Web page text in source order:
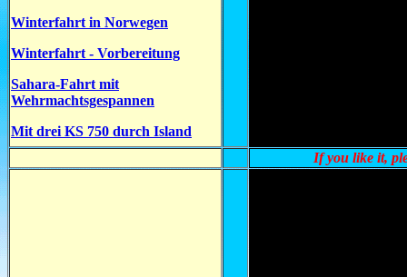
Winterfahrt in Norwegen
Winterfahrt - Vorbereitung
Sahara-Fahrt mit
Wehrmachtsgespannen
Mit drei KS 750 durch Island
If you like it,